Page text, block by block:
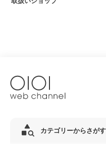
カテゴリーからさがす